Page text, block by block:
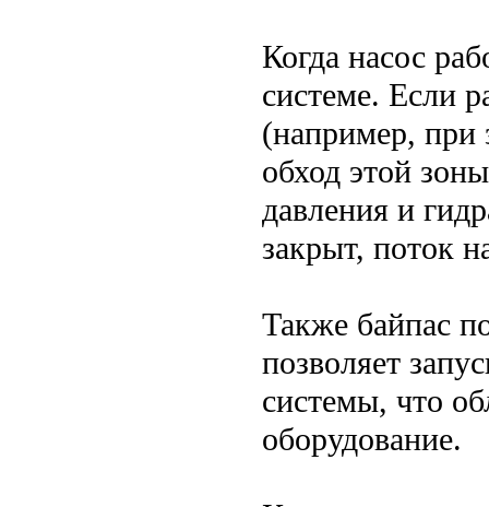
Когда насос
системе. Если
(например, при
обход этой
давления и
закрыт, поток
Также байпас
позволяет
системы, что
оборудование.